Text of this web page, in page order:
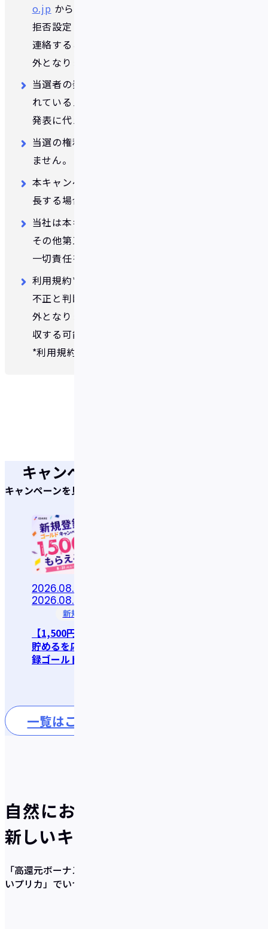
o.jp からお送りさせていただきます。受信
拒否設定している場合、当選したことをご
連絡することができないため、抽選の対象
外となります。
当選者の発表はイデアアカウントに設定さ
れているメールアドレスへの連絡をもって
発表に代えさせていただきます。
当選の権利を第三者へ譲渡することはでき
ません。
本キャンペーンは予告なく変更・中止・延
長する場合がございます。
当社は本キャンペーンに関連して応募者、
その他第三者に発生した損害等について、
一切責任を負いません。
利用規約*等に反した場合、当社が合理的に
不正と判断した場合はキャンペーンの対象
外となります。また、付与したボーナスを没
収する可能性がございます。
*利用規約は
キャンペーン
キャンペーンを見逃さない！
2026.08.05 〜
2026.08.31 23:59
新規登録
【1,500円分もらえる】
貯めるを応援！！新規登
録ゴールドキャンペーン
一覧はこちら
自然にお得が貯まる、
新しいキャッシュレスのかたち
「高還元ボーナス×充実の貯蓄サポート機能×使いやす
いプリカ」 でいつの間にか貯まるを実現